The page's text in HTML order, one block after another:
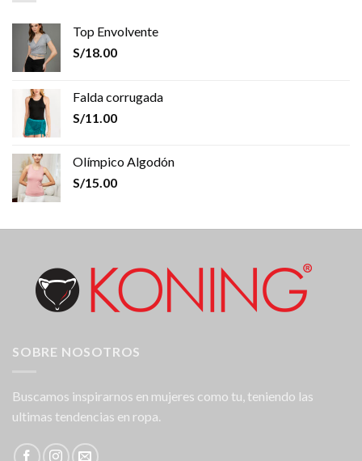
Top Envolvente
S/18.00
Falda corrugada
S/11.00
Olímpico Algodón
S/15.00
SOBRE NOSOTROS
Buscamos inspirarnos en mujeres como tu, teniendo las
ultimas tendencias en ropa.